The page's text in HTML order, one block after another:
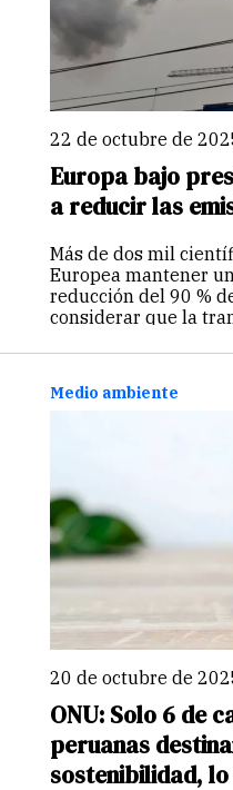
22 de octubre de
Europa bajo
a reducir las
Más de dos mil
Europea mantener
reducción del 90 %
considerar que la
previo a la cumbre…
Medio ambiente
20 de octubre de
ONU: Solo 6 de
peruanas
sostenibilidad,